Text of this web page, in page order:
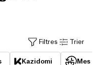
Filtres Trier
Kazidomi Mes